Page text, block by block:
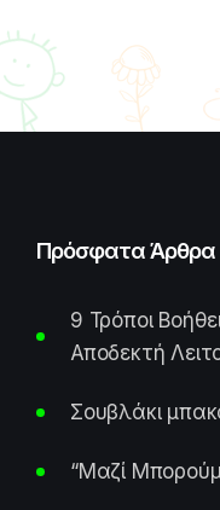
Πρόσφατα Άρθρα
9 Τρόποι
Αποδεκτή
Σουβλάκι
“Μαζί